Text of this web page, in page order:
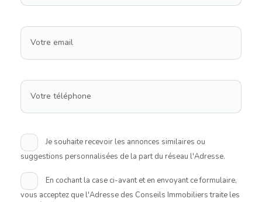
Votre email
Votre téléphone
Je souhaite recevoir les annonces similaires ou
suggestions personnalisées de la part du réseau l'Adresse.
En cochant la case ci-avant et en envoyant ce formulaire,
vous acceptez que l'Adresse des Conseils Immobiliers traite les